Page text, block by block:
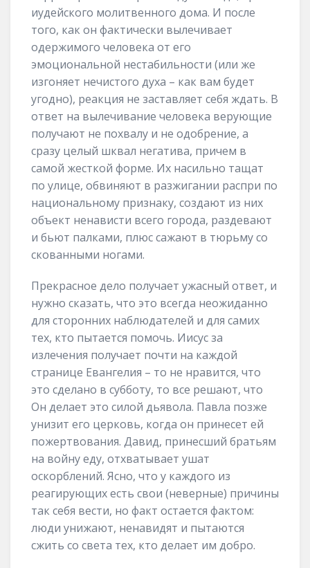
иудейского молитвенного дома. И после
того, как он фактически вылечивает
одержимого человека от его
эмоциональной нестабильности (или же
изгоняет нечистого духа – как вам будет
угодно), реакция не заставляет себя ждать. В
ответ на вылечивание человека верующие
получают не похвалу и не одобрение, а
сразу целый шквал негатива, причем в
самой жесткой форме. Их насильно тащат
по улице, обвиняют в разжигании распри по
национальному признаку, создают из них
объект ненависти всего города, раздевают
и бьют палками, плюс сажают в тюрьму со
скованными ногами.
Прекрасное дело получает ужасный ответ, и
нужно сказать, что это всегда неожиданно
для сторонних наблюдателей и для самих
тех, кто пытается помочь. Иисус за
излечения получает почти на каждой
странице Евангелия – то не нравится, что
это сделано в субботу, то все решают, что
Он делает это силой дьявола. Павла позже
унизит его церковь, когда он принесет ей
пожертвования. Давид, принесший братьям
на войну еду, отхватывает ушат
оскорблений. Ясно, что у каждого из
реагирующих есть свои (неверные) причины
так себя вести, но факт остается фактом:
люди унижают, ненавидят и пытаются
сжить со света тех, кто делает им добро.